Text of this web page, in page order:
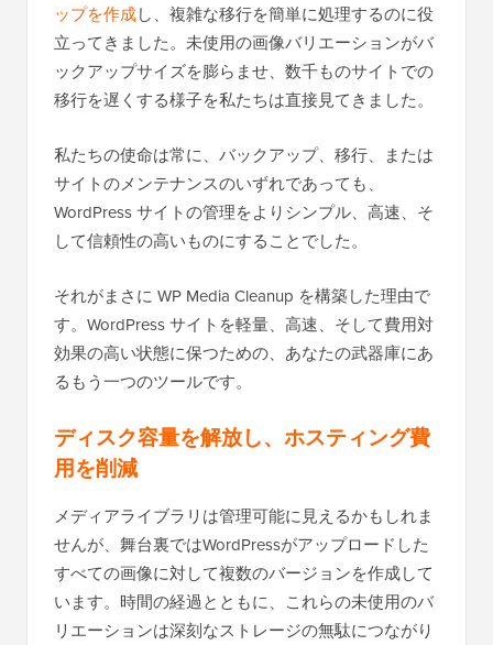
ップを作成し、複雑な移行を簡単に処理するのに役
立ってきました。未使用の画像バリエーションがバ
ックアップサイズを膨らませ、数千ものサイトでの
移行を遅くする様子を私たちは直接見てきました。
私たちの使命は常に、バックアップ、移行、または
サイトのメンテナンスのいずれであっても、
WordPress サイトの管理をよりシンプル、高速、そ
して信頼性の高いものにすることでした。
それがまさに WP Media Cleanup を構築した理由で
す。WordPress サイトを軽量、高速、そして費用対
効果の高い状態に保つための、あなたの武器庫にあ
るもう一つのツールです。
ディスク容量を解放し、ホスティング費
用を削減
メディアライブラリは管理可能に見えるかもしれま
せんが、舞台裏ではWordPressがアップロードした
すべての画像に対して複数のバージョンを作成して
います。時間の経過とともに、これらの未使用のバ
リエーションは深刻なストレージの無駄につながり